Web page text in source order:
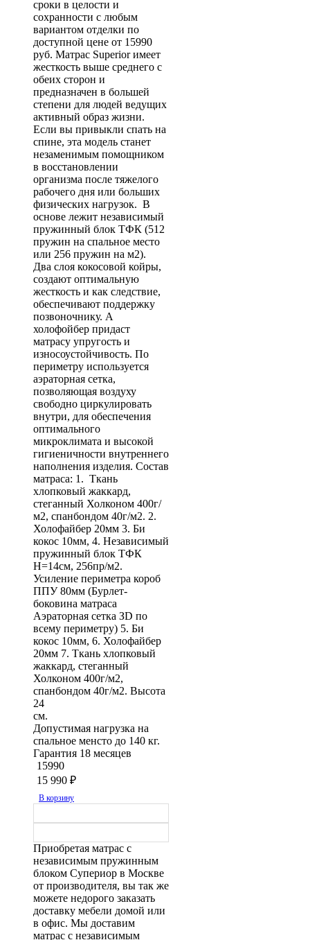
сроки в целости и
сохранности с любым
вариантом отделки по
доступной цене от 15990
руб. Матрас Superior имеет
жесткость выше среднего с
обеих сторон и
предназначен в большей
степени для людей ведущих
активный образ жизни.
Если вы привыкли спать на
спине, эта модель станет
незаменимым помощником
в восстановлении
организма после тяжелого
рабочего дня или больших
физических нагрузок. В
основе лежит независимый
пружинный блок ТФК (512
пружин на спальное место
или 256 пружин на м2).
Два слоя кокосовой койры,
создают оптимальную
жесткость и как следствие,
обеспечивают поддержку
позвоночнику. А
холофойбер придаст
матрасу упругость и
износоустойчивость. По
периметру используется
аэраторная сетка,
позволяющая воздуху
свободно циркулировать
внутри, для обеспечения
оптимального
микроклимата и высокой
гигиеничности внутреннего
наполнения изделия. Состав
матраса: 1. Ткань
хлопковый жаккард,
стеганный Холконом 400г/
м2, спанбондом 40г/м2. 2.
Холофайбер 20мм 3. Би
кокос 10мм, 4. Независимый
пружинный блок ТФК
Н=14см, 256пр/м2.
Усиление периметра короб
ППУ 80мм (Бурлет-
боковина матраса
Аэраторная сетка ЗD по
всему периметру) 5. Би
кокос 10мм, 6. Холофайбер
20мм 7. Ткань хлопковый
жаккард, стеганный
Холконом 400г/м2,
спанбондом 40г/м2. Высота
24
Допустимая нагрузка на
спальное менсто до 140 кг.
Гарантия 18 месяцев
15990
15 990 ₽
В корзину
Приобретая матрас с
независимым пружинным
блоком Супериор в Москве
от производителя, вы так же
можете недорого заказать
доставку мебели домой или
в офис. Мы доставим
матрас с независимым